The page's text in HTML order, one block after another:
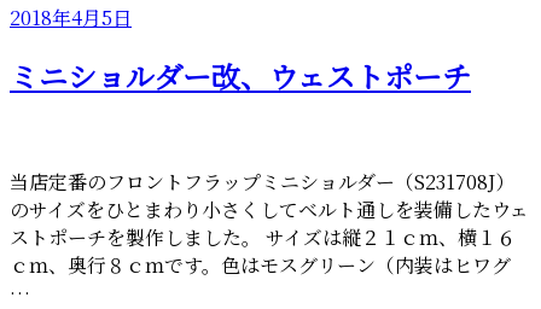
ス
エ
グ
×
２”
の
投
日:
2018年4月5日
ミニショルダー改、ウェストポーチ
当店定番のフロントフラップミニショルダー（S231708J）
のサイズをひとまわり小さくしてベルト通しを装備したウェ
ストポーチを製作しました。 サイズは縦２１ｃｍ、横１６
ｃｍ、奥行８ｃｍです。色はモスグリーン（内装はヒワグ
…